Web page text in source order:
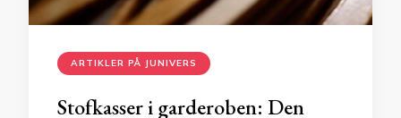
ARTIKLER PÅ JUNIVERS
Stofkasser i garderoben: Den